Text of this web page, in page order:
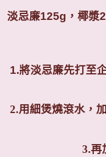
淡忌廉125g，椰漿
1.將淡忌廉先打至
2.用細煲燒滾水，
3.再